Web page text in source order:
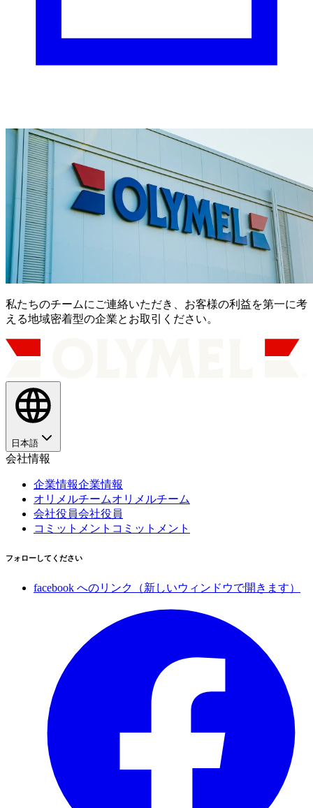
私たちのチームにご連絡いただき、お客様の利益を第一に考
える地域密着型の企業とお取引ください。
日本語
会社情報
企業情報企業情報
オリメルチームオリメルチーム
会社役員会社役員
コミットメント コミットメント
フォローしてください
facebook へのリンク（新しいウィンドウで開きます）